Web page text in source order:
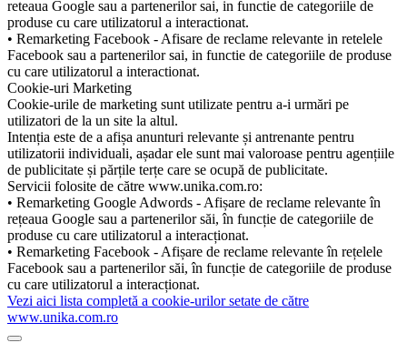
reteaua Google sau a partenerilor sai, in functie de categoriile de
produse cu care utilizatorul a interactionat.
• Remarketing Facebook - Afisare de reclame relevante in retelele
Facebook sau a partenerilor sai, in functie de categoriile de produse
cu care utilizatorul a interactionat.
Cookie-uri Marketing
Cookie-urile de marketing sunt utilizate pentru a-i urmări pe
utilizatori de la un site la altul.
Intenția este de a afișa anunturi relevante și antrenante pentru
utilizatorii individuali, așadar ele sunt mai valoroase pentru agențiile
de publicitate și părțile terțe care se ocupă de publicitate.
Servicii folosite de către www.unika.com.ro:
• Remarketing Google Adwords - Afișare de reclame relevante în
rețeaua Google sau a partenerilor săi, în funcție de categoriile de
produse cu care utilizatorul a interacționat.
• Remarketing Facebook - Afișare de reclame relevante în rețelele
Facebook sau a partenerilor săi, în funcție de categoriile de produse
cu care utilizatorul a interacționat.
Vezi aici lista completă a cookie-urilor setate de către
www.unika.com.ro